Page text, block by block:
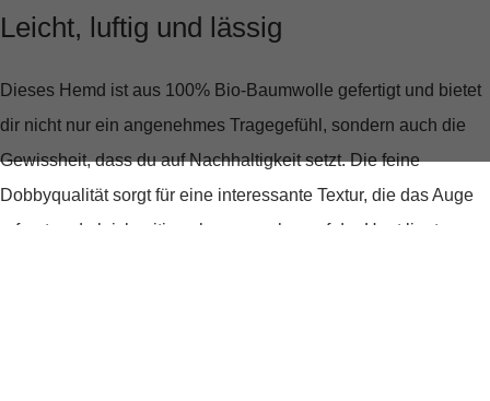
Leicht, luftig und lässig
Dieses Hemd ist aus 100% Bio-Baumwolle gefertigt und bietet
dir nicht nur ein angenehmes Tragegefühl, sondern auch die
Gewissheit, dass du auf Nachhaltigkeit setzt. Die feine
Dobbyqualität sorgt für eine interessante Textur, die das Auge
erfreut und gleichzeitig sehr angenehm auf der Haut liegt.